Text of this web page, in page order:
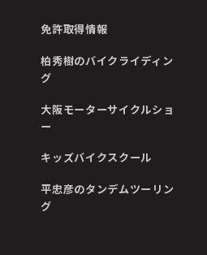
免許取得情報
柏秀樹のバイクライディン
グ
大阪モーターサイクルショ
ー
キッズバイクスクール
平忠彦のタンデムツーリン
グ